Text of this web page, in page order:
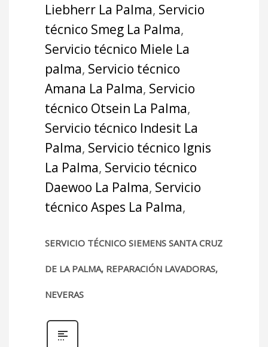
Liebherr La Palma, Servicio
técnico Smeg La Palma,
Servicio técnico Miele La
palma, Servicio técnico
Amana La Palma, Servicio
técnico Otsein La Palma,
Servicio técnico Indesit La
Palma, Servicio técnico Ignis
La Palma, Servicio técnico
Daewoo La Palma, Servicio
técnico Aspes La Palma,
SERVICIO TÉCNICO SIEMENS SANTA CRUZ
DE LA PALMA, REPARACIÓN LAVADORAS,
NEVERAS